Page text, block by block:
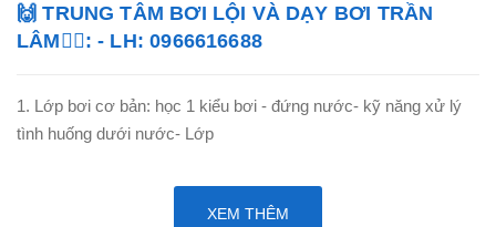
🙌 TRUNG TÂM BƠI LỘI VÀ DẠY BƠI TRẦN
LÂM🏊‍♂️: - LH: 0966616688
1. Lớp bơi cơ bản: học 1 kiểu bơi - đứng nước- kỹ năng xử lý
tình huống dưới nước- Lớp
XEM THÊM